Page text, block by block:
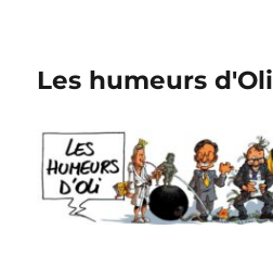
Les humeurs d'Oli